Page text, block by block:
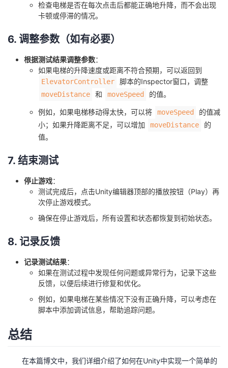
检查电梯是否在每次点击后都能正确地升降，而不会出现
卡顿或停滞的情况。
6. 调整参数（如有必要）
根据测试结果调整参数：
如果电梯的升降速度或距离不符合预期，可以返回到
ElevatorController 脚本的Inspector窗口，调整
moveDistance 和 moveSpeed 的值。
例如，如果电梯移动得太快，可以将 moveSpeed
的值减
小；如果升降距离不足，可以增加
moveDistance
的
值。
7. 结束测试
停止游戏：
测试完成后，点击Unity编辑器顶部的播放按钮（Play）再
次停止游戏模式。
确保在停止游戏后，所有设置和状态都恢复到初始状态。
8. 记录反馈
记录测试结果：
如果在测试过程中发现任何问题或异常行为，记录下这些
反馈，以便后续进行修复和优化。
例如，如果电梯在某些情况下没有正确升降，可以考虑在
脚本中添加调试信息，帮助追踪问题。
总结
在本篇博文中，我们详细介绍了如何在Unity中实现一个简单的